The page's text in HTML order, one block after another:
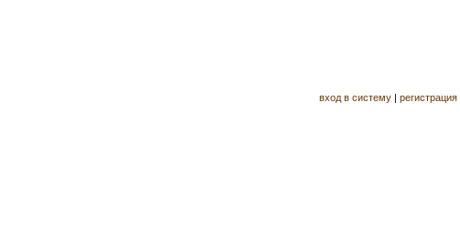
вход в систему | регистрация